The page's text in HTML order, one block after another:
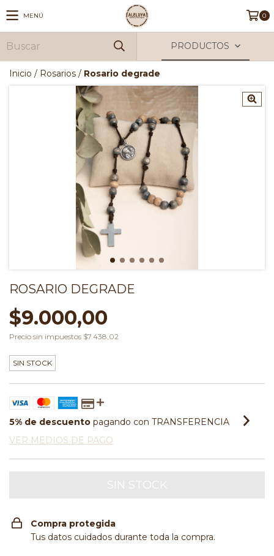
MENÚ 0
PRODUCTOS
Inicio / Rosarios / Rosario degrade
ROSARIO DEGRADE
$9.000,00
Precio sin impuestos $7.438,02
SIN STOCK
5% de descuento pagando con TRANSFERENCIA
VER MEDIOS DE PAGO
Compra protegida
Tus datos cuidados durante toda la compra.